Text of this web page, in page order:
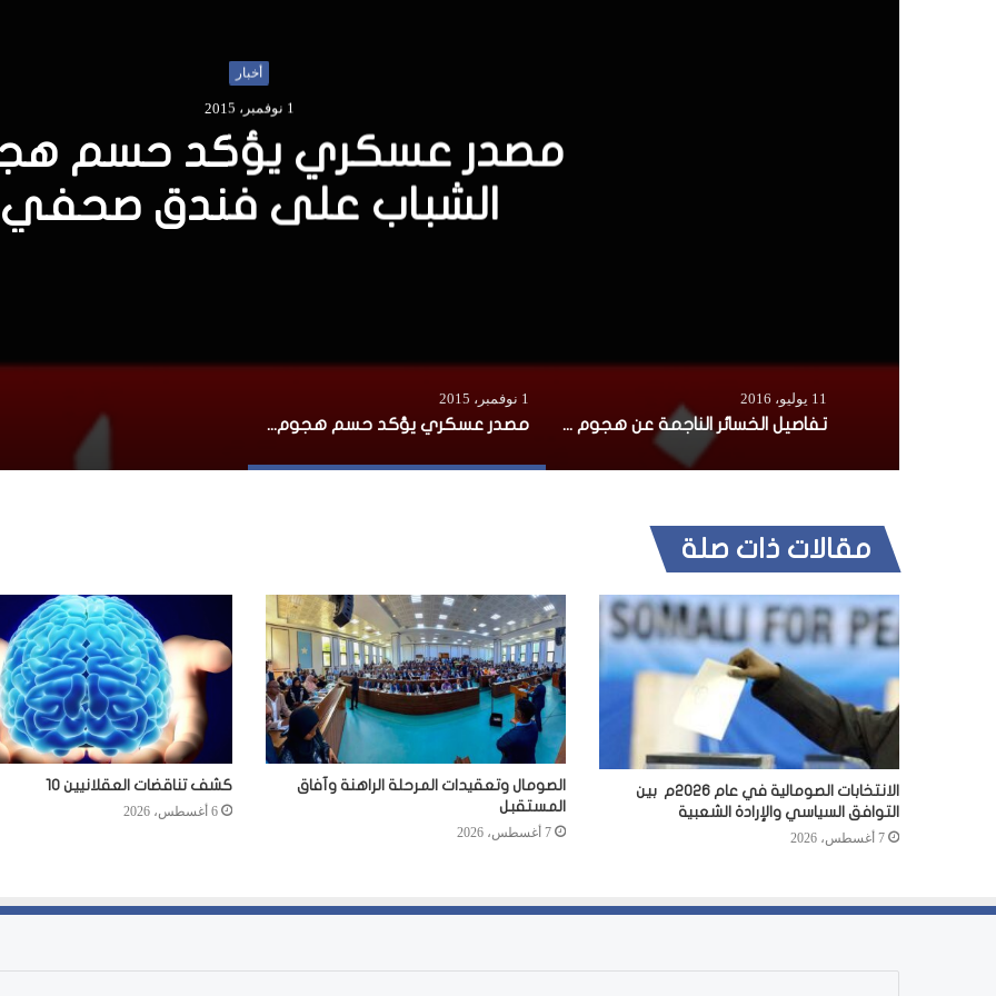
أخبار
11 يوليو، 2016
تفاصيل الخسائر الناجمة عن
قاعدة “لانتابورو”
11 يوليو، 2016
تفاصيل الخسائر الناجمة عن هجوم قاعدة “لانتابورو”
1 نوفمبر، 2015
مصدر عسكري يؤكد حسم هجوم الشباب على فندق صحفي
مقالات ذات صلة
الانتخابات الصومالية في عام 2026م بين
التوافق السياسي والإرادة الشعبية
7 أغسطس، 2026
الصومال وتعقيدات المرحلة الراهنة وآفاق
المستقبل
7 أغسطس، 2026
كشف تناقضات العقلانيين 10
6 أغسطس، 2026